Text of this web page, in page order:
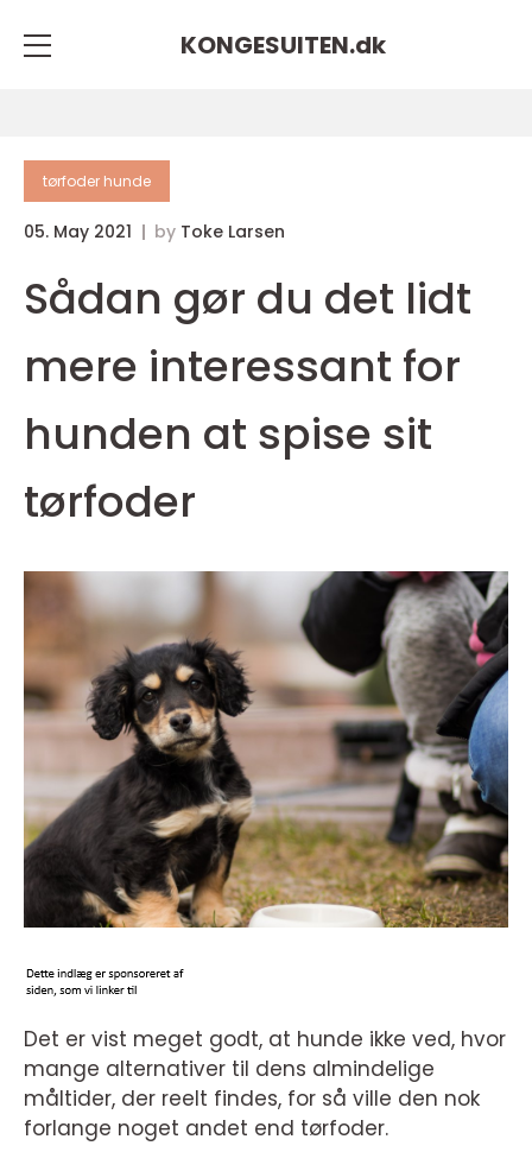
KONGESUITEN.dk
tørfoder hunde
05. May 2021 by Toke Larsen
Sådan gør du det lidt
mere interessant for
hunden at spise sit
tørfoder
Det er vist meget godt, at hunde ikke ved, hvor
mange alternativer til dens almindelige
måltider, der reelt findes, for så ville den nok
forlange noget andet end tørfoder.